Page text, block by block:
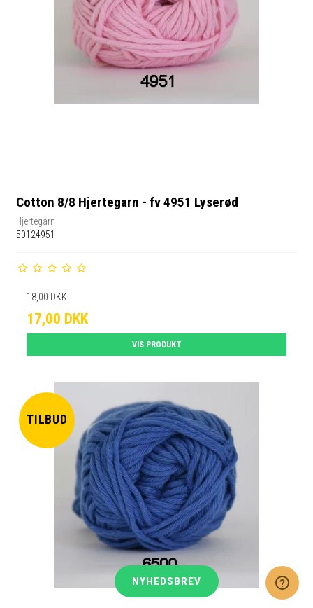
Cotton 8/8 Hjertegarn - fv 4951 Lyserød
Hjertegarn
50124951
18,00 DKK
17,00 DKK
VIS PRODUKT
TILBUD
NYHEDSBREV